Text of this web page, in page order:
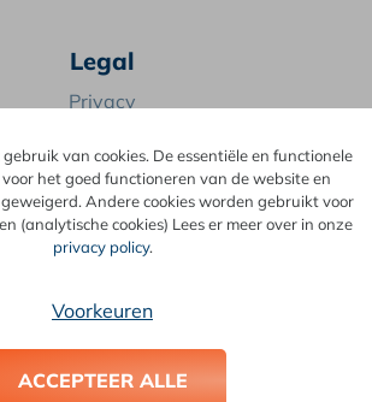
© 2024 Two Impress
Legal
Privacy
68 reviews 9,2
4.5
van cookies. De essentiële en functionele
het goed functioneren van de website en
Andere cookies worden gebruikt voor
(analytische cookies) Lees er meer over in onze
privacy policy.
Voorkeuren
ACCEPTEER ALLE